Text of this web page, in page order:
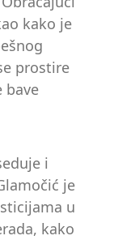
kako je
prostire
bave
i
je
u
kako